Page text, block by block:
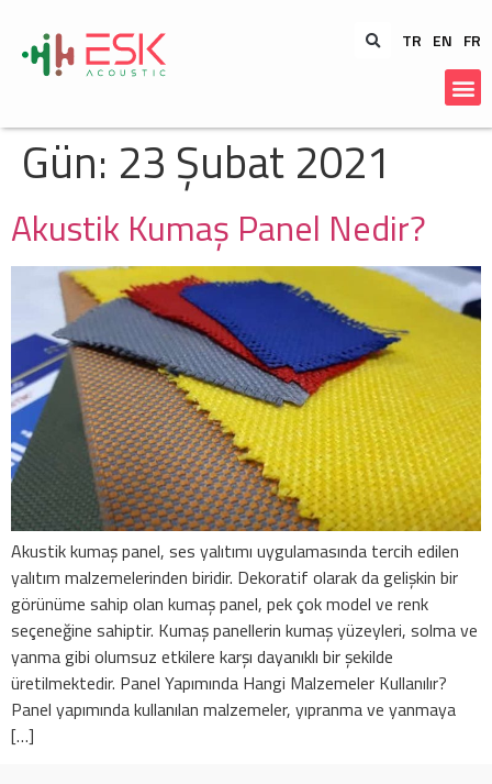
TR EN FR
Gün: 23 Şubat 2021
Akustik Kumaş Panel Nedir?
Akustik kumaş panel, ses yalıtımı uygulamasında tercih edilen
yalıtım malzemelerinden biridir. Dekoratif olarak da gelişkin bir
görünüme sahip olan kumaş panel, pek çok model ve renk
seçeneğine sahiptir. Kumaş panellerin kumaş yüzeyleri, solma ve
yanma gibi olumsuz etkilere karşı dayanıklı bir şekilde
üretilmektedir. Panel Yapımında Hangi Malzemeler Kullanılır?
Panel yapımında kullanılan malzemeler, yıpranma ve yanmaya
[…]